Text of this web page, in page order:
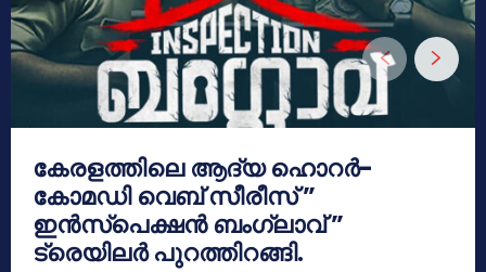
കേരളത്തിലെ ആദ്യ ഹൊറർ-
കോമഡി വെബ് സീരീസ് ”
ഇൻസ്പെക്ഷൻ ബംഗ്ലാവ് ”
ട്രെയിലർ പുറത്തിറങ്ങി.